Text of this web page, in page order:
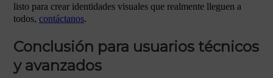
listo para crear identidades visuales que realmente lleguen a
todos, contáctanos.
Conclusión para usuarios técnicos
y avanzados